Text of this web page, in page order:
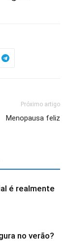
Próximo artigo
Menopausa feliz
é realmente
no verão?